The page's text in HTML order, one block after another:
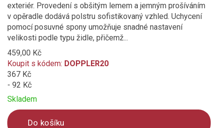
exteriér. Provedení s obšitým lemem a jemným prošíváním
v opěradle dodává polstru sofistikovaný vzhled. Uchycení
pomocí posuvné spony umožňuje snadné nastavení
velikosti podle typu židle, přičemž...
459,00 Kč
Koupit s kódem: DOPPLER20
367 Kč
- 92 Kč
Skladem
Do košíku